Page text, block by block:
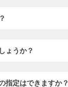
ょうか？
指定はできますか？